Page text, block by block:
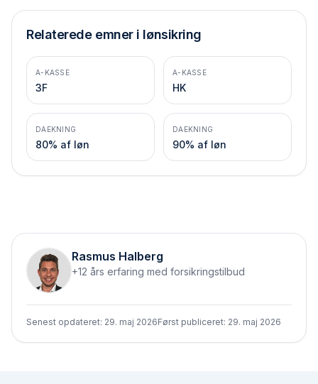
Relaterede emner i lønsikring
A-KASSE
3F
A-KASSE
HK
DAEKNING
80% af løn
DAEKNING
90% af løn
Rasmus Halberg
+12 års erfaring med forsikringstilbud
Senest opdateret: 29. maj 2026Først publiceret: 29. maj 2026